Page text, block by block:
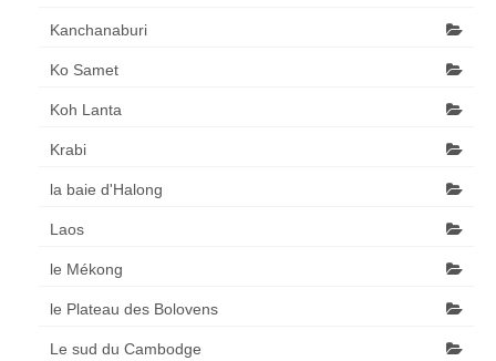
Kanchanaburi
Ko Samet
Koh Lanta
Krabi
la baie d'Halong
Laos
le Mékong
le Plateau des Bolovens
Le sud du Cambodge